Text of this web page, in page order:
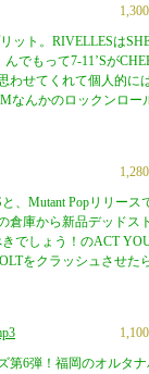
ット。RIVELLESは
でもって7-11’Sが
わせてくれて個人的に
なんかのロックンロー
、Mutant Popリリース
倉庫から新品デッドス
でしょう！のACT
をクラッシュさせた
第6弾！福岡のオルタ